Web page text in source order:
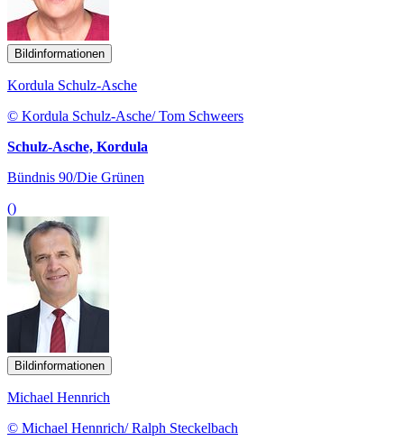
Bildinformationen
Kordula Schulz-Asche
© Kordula Schulz-Asche/ Tom Schweers
Schulz-Asche, Kordula
Bündnis 90/Die Grünen
()
Bildinformationen
Michael Hennrich
© Michael Hennrich/ Ralph Steckelbach